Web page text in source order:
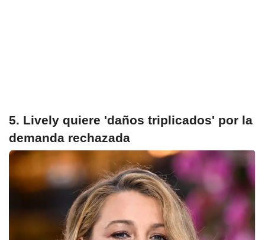
5. Lively quiere 'daños triplicados' por la
demanda rechazada